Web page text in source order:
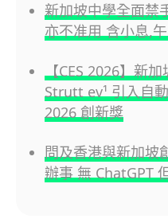
新加坡中學全面
亦不准用 含小息,
【CES 2026】新
Strutt ev¹ 引入自
2026 創新獎
問及香港與新加坡
辦事 無 ChatGPT